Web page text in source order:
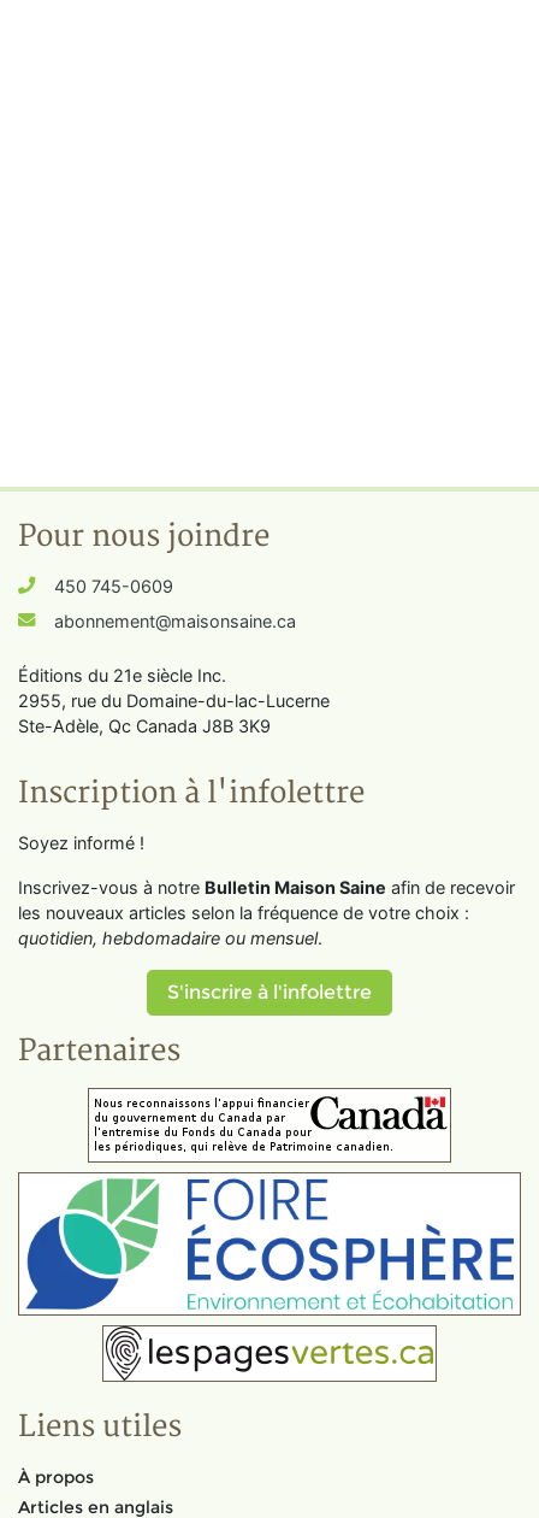
Pour nous joindre
450 745-0609
abonnement@maisonsaine.ca
Éditions du 21e siècle Inc.
2955, rue du Domaine-du-lac-Lucerne
Ste-Adèle, Qc Canada J8B 3K9
Inscription à l'infolettre
Soyez informé !
Inscrivez-vous à notre Bulletin Maison Saine afin de recevoir
les nouveaux articles selon la fréquence de votre choix :
quotidien, hebdomadaire ou mensuel.
S'inscrire à l'infolettre
Partenaires
Liens utiles
À propos
Articles en anglais